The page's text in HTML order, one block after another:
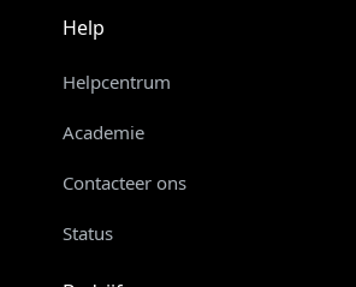
Help
Helpcentrum
Academie
Contacteer ons
Status